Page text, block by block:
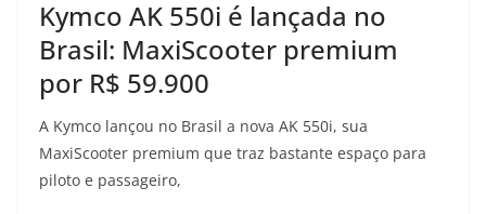
Kymco AK 550i é lançada no
Brasil: MaxiScooter premium
por R$ 59.900
A Kymco lançou no Brasil a nova AK 550i, sua
MaxiScooter premium que traz bastante espaço para
piloto e passageiro,